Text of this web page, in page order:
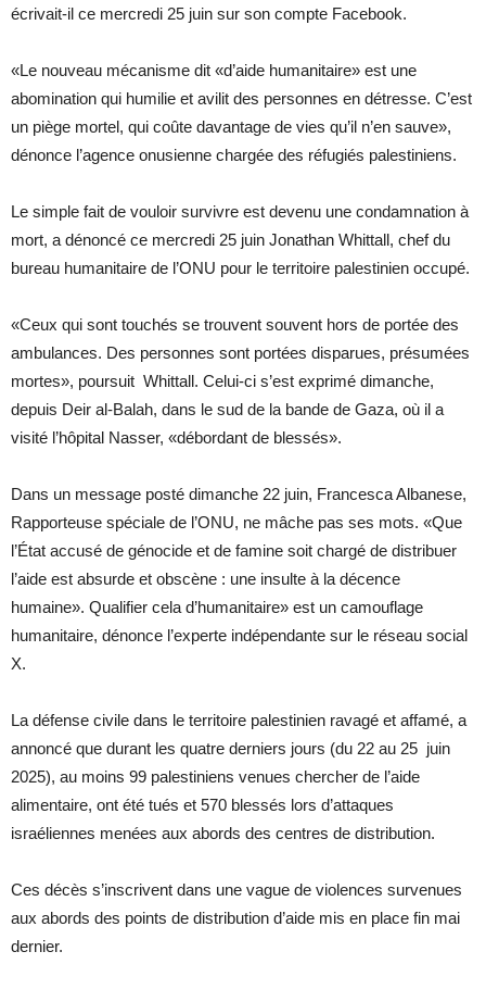
écrivait-il ce mercredi 25 juin sur son compte Facebook.
«Le nouveau mécanisme dit «d’aide humanitaire» est une
abomination qui humilie et avilit des personnes en détresse. C’est
un piège mortel, qui coûte davantage de vies qu’il n’en sauve»,
dénonce l’agence onusienne chargée des réfugiés palestiniens.
Le simple fait de vouloir survivre est devenu une condamnation à
mort, a dénoncé ce mercredi 25 juin Jonathan Whittall, chef du
bureau humanitaire de l’ONU pour le territoire palestinien occupé.
«Ceux qui sont touchés se trouvent souvent hors de portée des
ambulances. Des personnes sont portées disparues, présumées
mortes», poursuit Whittall. Celui-ci s’est exprimé dimanche,
depuis Deir al-Balah, dans le sud de la bande de Gaza, où il a
visité l’hôpital Nasser, «débordant de blessés».
Dans un message posté dimanche 22 juin, Francesca Albanese,
Rapporteuse spéciale de l’ONU, ne mâche pas ses mots. «Que
l’État accusé de génocide et de famine soit chargé de distribuer
l’aide est absurde et obscène : une insulte à la décence
humaine». Qualifier cela d’humanitaire» est un camouflage
humanitaire, dénonce l’experte indépendante sur le réseau social
X.
La défense civile dans le territoire palestinien ravagé et affamé, a
annoncé que durant les quatre derniers jours (du 22 au 25 juin
2025), au moins 99 palestiniens venues chercher de l’aide
alimentaire, ont été tués et 570 blessés lors d’attaques
israéliennes menées aux abords des centres de distribution.
Ces décès s’inscrivent dans une vague de violences survenues
aux abords des points de distribution d’aide mis en place fin mai
dernier.